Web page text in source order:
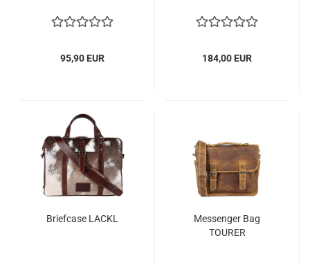
95,90 EUR 184,00 EUR
Briefcase LACKL
Messenger Bag
TOURER